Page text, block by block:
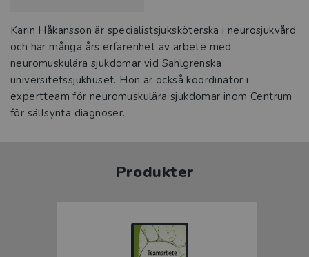
Karin Håkansson är specialistsjuksköterska i neurosjukvård
och har många års erfarenhet av arbete med
neuromuskulära sjukdomar vid Sahlgrenska
universitetssjukhuset. Hon är också koordinator i
expertteam för neuromuskulära sjukdomar inom Centrum
för sällsynta diagnoser.
Produkter